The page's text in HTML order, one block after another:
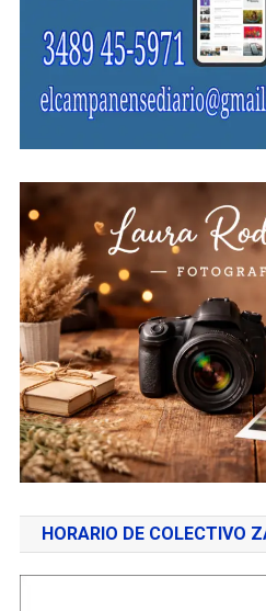
HORARIO DE COLECTIVO